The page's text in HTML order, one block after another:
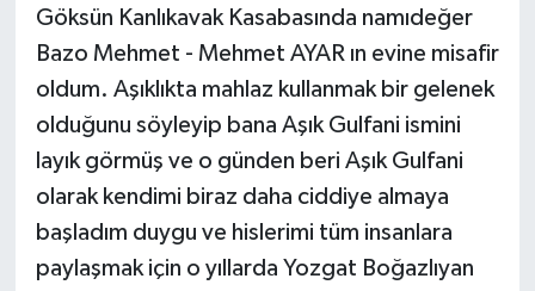
Göksün Kanlıkavak Kasabasında namıdeğer
Bazo Mehmet - Mehmet AYAR ın evine misafir
oldum. Aşıklıkta mahlaz kullanmak bir gelenek
olduğunu söyleyip bana Aşık Gulfani ismini
layık görmüş ve o günden beri Aşık Gulfani
olarak kendimi biraz daha ciddiye almaya
başladım duygu ve hislerimi tüm insanlara
paylaşmak için o yıllarda Yozgat Boğazlıyan